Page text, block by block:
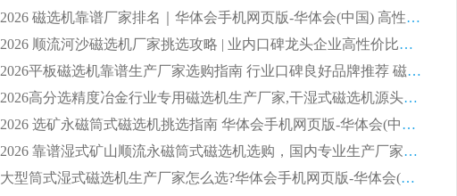
2026 磁选机靠谱厂家排名｜华体会手机网页版-华体会(中国) 高性价比磁选机磁电品牌
2026 顺流河沙磁选机厂家挑选攻略 | 业内口碑龙头企业高性价比品牌推荐
2026平板磁选机靠谱生产厂家选购指南 行业口碑良好品牌推荐 磁电领域实力强者
2026高分选精度冶金行业专用磁选机生产厂家,干湿式磁选机源头供应商推荐
2026 选矿永磁筒式磁选机挑选指南 华体会手机网页版-华体会(中国) 推荐品牌行业口碑佳实力突出
2026 靠谱湿式矿山顺流永磁筒式磁选机选购，国内专业生产厂家华体会手机网页版-华体会(中国) 综合实力出众
大型筒式湿式磁选机生产厂家怎么选?华体会手机网页版-华体会(中国) 设备口碑广受行业认可